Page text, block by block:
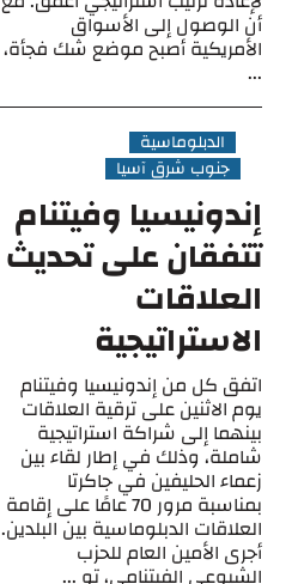
أن الوصول إلى الأسواق
الأمريكية أصبح موضع شك فجأة،
...
الدبلوماسية
جنوب شرق آسيا
إندونيسيا وفيتنام
تتفقان على تحديث
العلاقات
الاستراتيجية
اتفق كل من إندونيسيا وفيتنام
يوم الاثنين على ترقية العلاقات
بينهما إلى شراكة استراتيجية
شاملة، وذلك في إطار لقاء بين
زعماء الحليفين في جاكرتا
بمناسبة مرور 70 عامًا على إقامة
العلاقات الدبلوماسية بين البلدين.
أجرى الأمين العام للحزب